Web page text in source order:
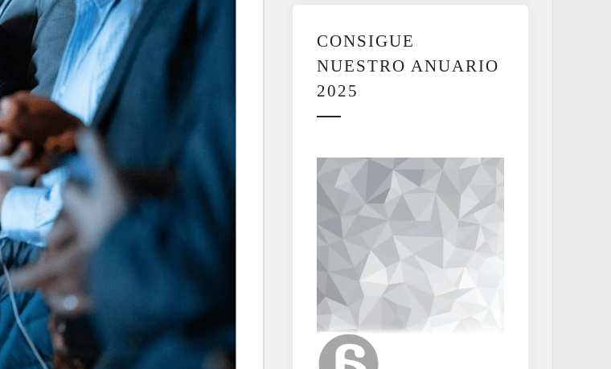
CONSIGUE
NUESTRO ANUARIO
2025